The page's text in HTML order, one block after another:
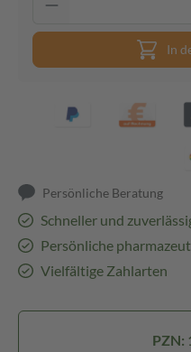
In
Persönliche Beratung
Schneller und
Persönliche
Vielfältige Zahlarten
PZN: